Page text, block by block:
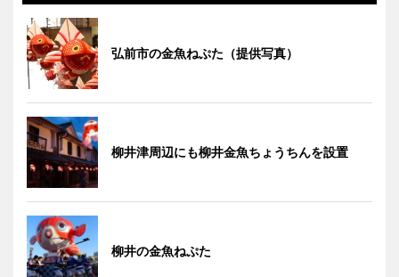
弘前市の金魚ねぷた（提供写真）
柳井津周辺にも柳井金魚ちょうちんを設置
柳井の金魚ねぷた